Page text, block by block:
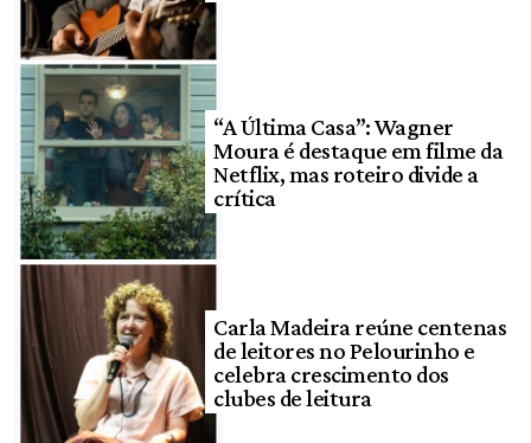
“A Última Casa”: Wagner
Moura é destaque em filme da
Netflix, mas roteiro divide a
crítica
Carla Madeira reúne centenas
de leitores no Pelourinho e
celebra crescimento dos
clubes de leitura